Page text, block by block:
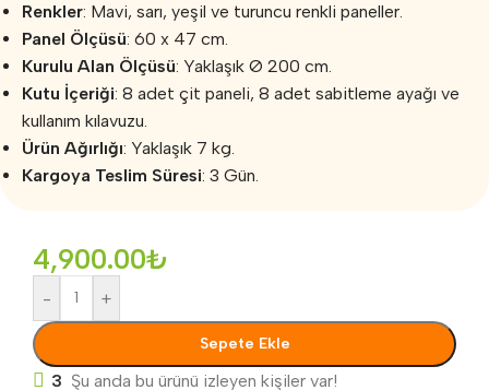
Renkler: Mavi, sarı, yeşil ve turuncu renkli paneller.
Panel Ölçüsü: 60 x 47 cm.
Kurulu Alan Ölçüsü: Yaklaşık Ø 200 cm.
Kutu İçeriği: 8 adet çit paneli, 8 adet sabitleme ayağı ve
kullanım kılavuzu.
Ürün Ağırlığı: Yaklaşık 7 kg.
Kargoya Teslim Süresi: 3 Gün.
4,900.00₺
- +
Sepete Ekle
3 Şu anda bu ürünü izleyen kişiler var!